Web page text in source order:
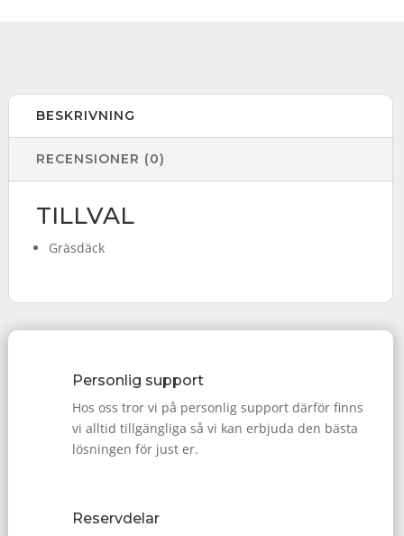
BESKRIVNING
RECENSIONER (0)
TILLVAL
Gräsdäck
Personlig support
Hos oss tror vi på personlig support därför finns
vi alltid tillgängliga så vi kan erbjuda den bästa
lösningen för just er.
Reservdelar